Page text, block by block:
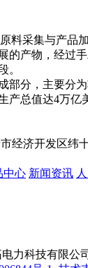
料采集与产品
的产物，经过
。
部分，主要分
产总值达4万亿
经济开发区纬
中心 新闻资讯
力科技有限公